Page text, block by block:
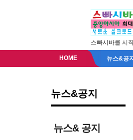
스빠시바를 시
HOME 뉴스&공지
뉴스&공지
뉴스& 공지